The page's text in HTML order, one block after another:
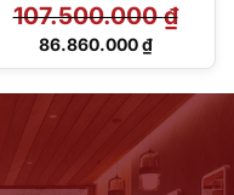
107.500.000₫
Giá
107.500.000 ₫.
86.860.000₫
Giá
86.860.000 ₫.